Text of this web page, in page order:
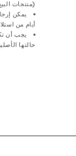
(منتجات
أيام من
يجب أن
حالتها